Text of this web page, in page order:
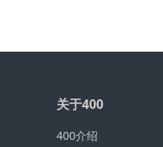
关于400
400介绍